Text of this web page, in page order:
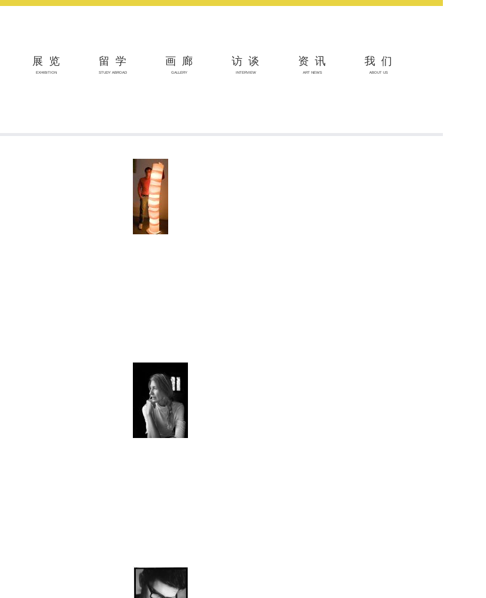
展览
EXHIBITION
留学
STUDY ABROAD
画廊
GALLERY
访谈
INTERVIEW
资讯
ART NEWS
我们
ABOUT US